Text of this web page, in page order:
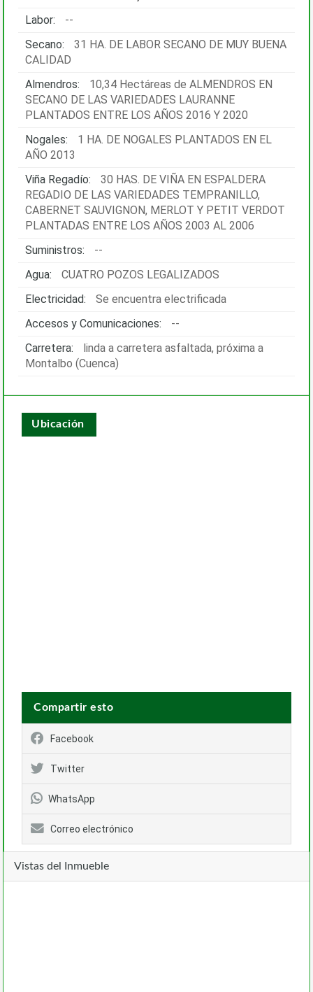
Labor:
--
Secano:
31 HA. DE LABOR SECANO DE MUY BUENA
CALIDAD
Almendros:
10,34 Hectáreas de ALMENDROS EN
SECANO DE LAS VARIEDADES LAURANNE
PLANTADOS ENTRE LOS AÑOS 2016 Y 2020
Nogales:
1 HA. DE NOGALES PLANTADOS EN EL
AÑO 2013
Viña Regadío:
30 HAS. DE VIÑA EN ESPALDERA
REGADIO DE LAS VARIEDADES TEMPRANILLO,
CABERNET SAUVIGNON, MERLOT Y PETIT VERDOT
PLANTADAS ENTRE LOS AÑOS 2003 AL 2006
Suministros:
--
Agua:
CUATRO POZOS LEGALIZADOS
Electricidad:
Se encuentra electrificada
Accesos y Comunicaciones:
--
Carretera:
linda a carretera asfaltada, próxima a
Montalbo (Cuenca)
Ubicación
Compartir esto
Facebook
Twitter
WhatsApp
Correo electrónico
Vistas del Inmueble